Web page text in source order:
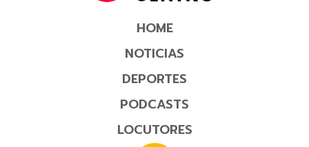
HOME
NOTICIAS
DEPORTES
PODCASTS
LOCUTORES